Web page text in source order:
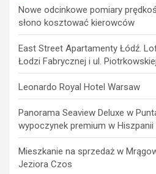
Nowe odcinkowe pomiary
słono kosztować kierowców
East Street Apartamenty Łódź.
Łodzi Fabrycznej i ul. Piotrkowskiej
Leonardo Royal Hotel Warsaw
Panorama Seaview Deluxe w
wypoczynek premium w Hiszpanii
Mieszkanie na sprzedaż w
Jeziora Czos